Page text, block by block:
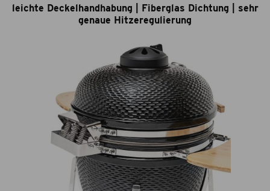
leichte Deckelhandhabung | Fiberglas Dichtung | sehr
genaue Hitzeregulierung